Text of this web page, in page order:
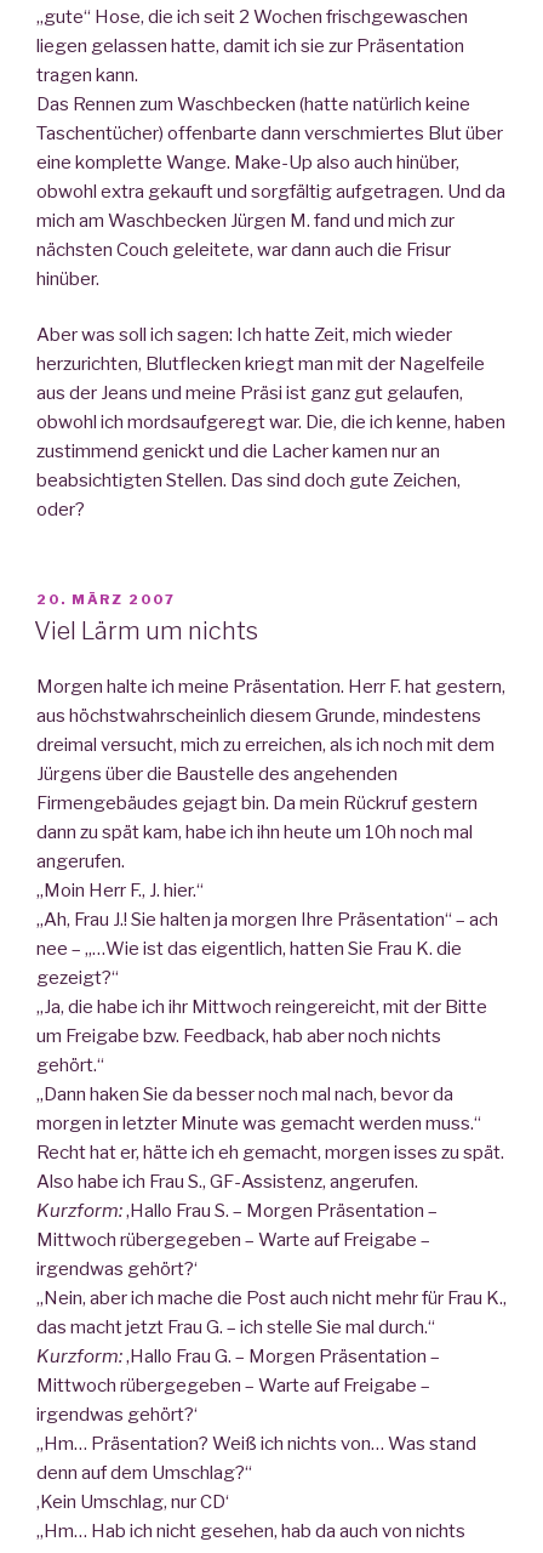
„gute“ Hose, die ich seit 2 Wochen frischgewaschen
liegen gelassen hatte, damit ich sie zur Präsentation
tragen kann.
Das Rennen zum Waschbecken (hatte natürlich keine
Taschentücher) offenbarte dann verschmiertes Blut über
eine komplette Wange. Make-Up also auch hinüber,
obwohl extra gekauft und sorgfältig aufgetragen. Und da
mich am Waschbecken Jürgen M. fand und mich zur
nächsten Couch geleitete, war dann auch die Frisur
hinüber.
Aber was soll ich sagen: Ich hatte Zeit, mich wieder
herzurichten, Blutflecken kriegt man mit der Nagelfeile
aus der Jeans und meine Präsi ist ganz gut gelaufen,
obwohl ich mordsaufgeregt war. Die, die ich kenne, haben
zustimmend genickt und die Lacher kamen nur an
beabsichtigten Stellen. Das sind doch gute Zeichen,
oder?
VERÖFFENTLICHT
AM
20. MÄRZ 2007
Viel Lärm um nichts
Morgen halte ich meine Präsentation. Herr F. hat gestern,
aus höchstwahrscheinlich diesem Grunde, mindestens
dreimal versucht, mich zu erreichen, als ich noch mit dem
Jürgens über die Baustelle des angehenden
Firmengebäudes gejagt bin. Da mein Rückruf gestern
dann zu spät kam, habe ich ihn heute um 10h noch mal
angerufen.
„Moin Herr F., J. hier.“
„Ah, Frau J.! Sie halten ja morgen Ihre Präsentation“ – ach
nee – „…Wie ist das eigentlich, hatten Sie Frau K. die
gezeigt?“
„Ja, die habe ich ihr Mittwoch reingereicht, mit der Bitte
um Freigabe bzw. Feedback, hab aber noch nichts
gehört.“
„Dann haken Sie da besser noch mal nach, bevor da
morgen in letzter Minute was gemacht werden muss.“
Recht hat er, hätte ich eh gemacht, morgen isses zu spät.
Also habe ich Frau S., GF-Assistenz, angerufen.
Kurzform:‚Hallo Frau S. – Morgen Präsentation –
Mittwoch rübergegeben – Warte auf Freigabe –
irgendwas gehört?‘
„Nein, aber ich mache die Post auch nicht mehr für Frau K.,
das macht jetzt Frau G. – ich stelle Sie mal durch.“
Kurzform:‚Hallo Frau G. – Morgen Präsentation –
Mittwoch rübergegeben – Warte auf Freigabe –
irgendwas gehört?‘
„Hm… Präsentation? Weiß ich nichts von… Was stand
denn auf dem Umschlag?“
‚Kein Umschlag, nur CD‘
„Hm… Hab ich nicht gesehen, hab da auch von nichts